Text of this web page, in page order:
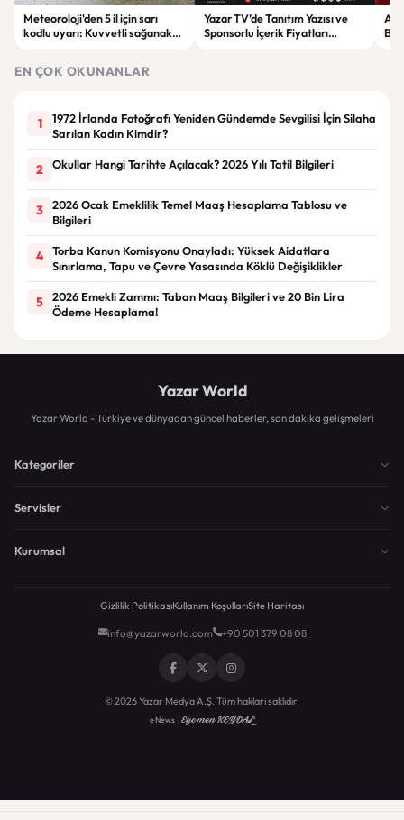
Meteoroloji'den 5 il için sarı
kodlu uyarı: Kuvvetli sağanak
Yazar TV’de Tanıtım Yazısı ve
Sponsorlu İçerik Fiyatları
EN ÇOK OKUNANLAR
1
1972 İrlanda Fotoğrafı Yeniden Gündemde Sevgilisi İçin Silaha
Sarılan Kadın Kimdir?
2 Okullar Hangi Tarihte Açılacak? 2026 Yılı Tatil Bilgileri
3
2026 Ocak Emeklilik Temel Maaş Hesaplama Tablosu ve
Bilgileri
4
Torba Kanun Komisyonu Onayladı: Yüksek Aidatlara
Sınırlama, Tapu ve Çevre Yasasında Köklü Değişiklikler
5
2026 Emekli Zammı: Taban Maaş Bilgileri ve 20 Bin Lira
Ödeme Hesaplama!
Yazar World
Yazar World - Türkiye ve dünyadan güncel haberler, son dakika gelişmeleri
Kategoriler
Servisler
Kurumsal
Gizlilik PolitikasıKullanım KoşullarıSite Haritası
info@yazarworld.com +90 501 379 08 08
© 2026 Yazar Medya A.Ş. Tüm hakları saklıdır.
eNews |Egemen KEYDAL